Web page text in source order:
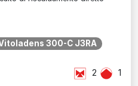
300-C J3RA
1
2